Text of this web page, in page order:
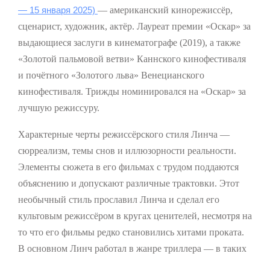
— 15 января 2025) — американский кинорежиссёр,
сценарист, художник, актëр. Лауреат премии «Оскар» за
выдающиеся заслуги в кинематографе (2019), а также
«Золотой пальмовой ветви» Каннского кинофестиваля
и почётного «Золотого льва» Венецианского
кинофестиваля. Трижды номинировался на «Оскар» за
лучшую режиссуру.
Характерные черты режиссёрского стиля Линча —
сюрреализм, темы снов и иллюзорности реальности.
Элементы сюжета в его фильмах с трудом поддаются
объяснению и допускают различные трактовки. Этот
необычный стиль прославил Линча и сделал его
культовым режиссёром в кругах ценителей, несмотря на
то что его фильмы редко становились хитами проката.
В основном Линч работал в жанре триллера — в таких